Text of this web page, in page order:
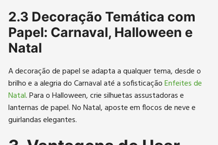
2.3 Decoração Temática com
Papel: Carnaval, Halloween e
Natal
A decoração de papel se adapta a qualquer tema, desde o
brilho e a alegria do Carnaval até a sofisticaçãoEnfeites de
Natal. Para o Halloween, crie silhuetas assustadoras e
lanternas de papel. No Natal, aposte em flocos de neve e
guirlandas elegantes.